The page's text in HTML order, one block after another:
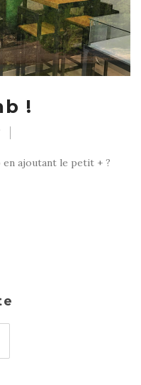
!
ajoutant le petit + ?